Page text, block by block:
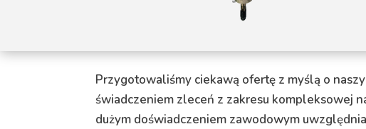
Przygotowaliśmy ciekawą ofertę z myślą o
świadczeniem zleceń z zakresu kompleksowej
dużym doświadczeniem zawodowym